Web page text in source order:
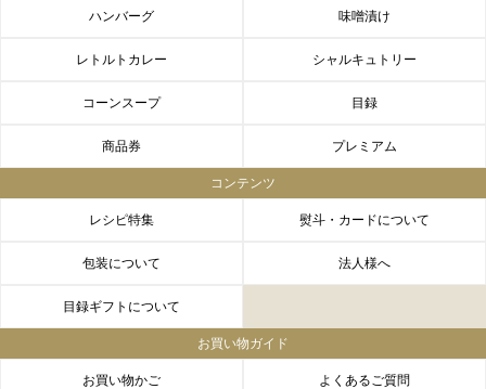
ハンバーグ 味噌漬け
レトルトカレー シャルキュトリー
コーンスープ 目録
商品券 プレミアム
コンテンツ
レシピ特集 熨斗・カードについて
包装について 法人様へ
目録ギフトについて
お買い物ガイド
お買い物かご よくあるご質問